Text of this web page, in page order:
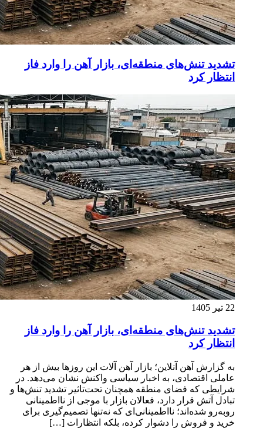
تشدید تنش‌های منطقه‌ای، بازار آهن را وارد فاز
انتظار کرد
22 تیر 1405
تشدید تنش‌های منطقه‌ای، بازار آهن را وارد فاز
انتظار کرد
به گزارش آهن آنلاین؛ بازار آهن آلات این روزها بیش از هر
عاملی اقتصادی، به اخبار سیاسی واکنش نشان می‌دهد. در
شرایطی که فضای منطقه همچنان تحت‌تاثیر تشدید تنش‌ها و
تبادل آتش قرار دارد، فعالان بازار با موجی از نااطمینانی
روبه‌رو شده‌اند؛ نااطمینانی‌ای که نه‌تنها تصمیم‌گیری برای
خرید و فروش را دشوار کرده، بلکه انتظارات […]